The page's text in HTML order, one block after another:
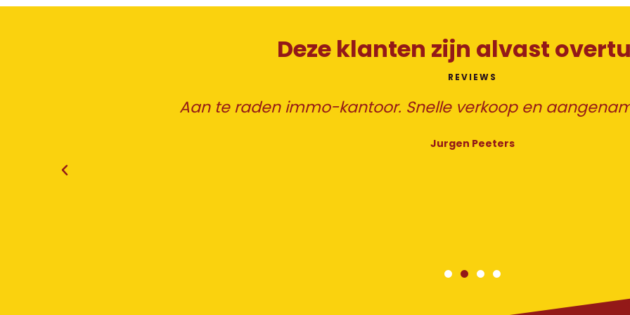
Deze klanten zijn alvast
REVIEWS
Aan te raden immo-kantoor. Snelle verkoop en
Jurgen Peeters